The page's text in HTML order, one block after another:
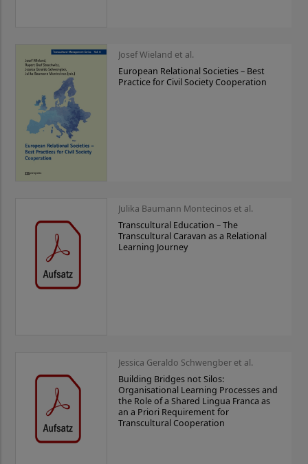
Josef Wieland et al.
European Relational Societies – Best
Practice for Civil Society Cooperation
Julika Baumann Montecinos et al.
Transcultural Education – The
Transcultural Caravan as a Relational
Learning Journey
Jessica Geraldo Schwengber et al.
Building Bridges not Silos:
Organisational Learning Processes and
the Role of a Shared Lingua Franca as
an a Priori Requirement for
Transcultural Cooperation